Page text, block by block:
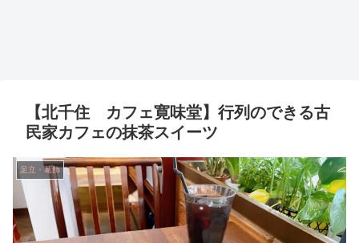
【北千住 カフェ寛味堂】行列のできる古
民家カフェの抹茶スイーツ
足立・葛飾